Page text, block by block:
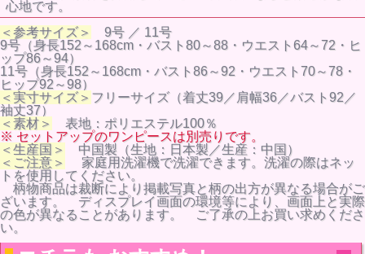
心地です。
＜参考サイズ＞
9号 ／ 11号
9号（身長152～168cm・バスト80～88・ウエスト64～72・ヒ
ップ86～94）
11号（身長152～168cm・バスト86～92・ウエスト70～78・
ヒップ92～98）
＜実寸サイズ＞ フリーサイズ（着丈39／肩幅36／バスト92／
袖丈37）
＜素材＞
表地：ポリエステル100％
※ セットアップのワンピースは別売りです。
＜生産国＞
中国製（生地：日本製／生産：中国）
＜ご注意＞
家庭用洗濯機で洗濯できます。洗濯の際はネッ
トを使用してください。
柄物商品は裁断により掲載写真と柄の出方が異なる場合がご
ざいます。 ディスプレイ画面の環境等により、画面上と実際
の色が異なることがあります。 ご了承の上お買い求めくださ
い。